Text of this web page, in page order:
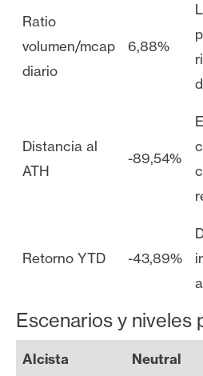
Ratio
volumen/mcap
diario
6,88%
Distancia al
ATH
-89,54%
Retorno YTD -43,89%
Escenarios y niveles
Alcista Neutral